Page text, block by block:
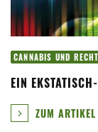
CANNABIS UND RECHT
EIN
ZUM ARTIKEL